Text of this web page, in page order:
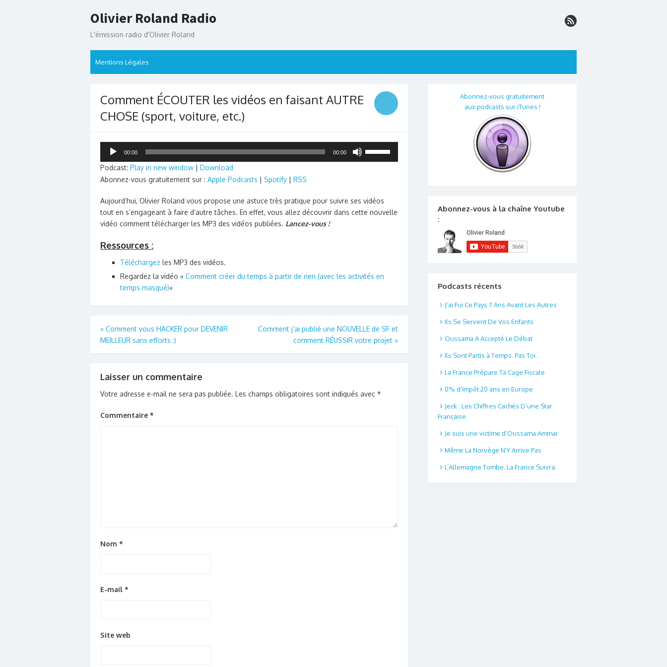
to
Olivier Roland Radio
L'émission radio d'Olivier Roland
Mentions Légales
Comment ÉCOUTER les vidéos en faisant AUTRE
CHOSE (sport, voiture, etc.)
Lecteur
00:00 00:00
augmenter
ou
Podcast: Play in new window | Download
Abonnez-vous gratuitement sur : Apple Podcasts | Spotify | RSS
Aujourd’hui, Olivier Roland vous propose une astuce très pratique pour suivre ses vidéos
tout en s’engageant à faire d’autre tâches. En effet, vous allez découvrir dans cette nouvelle
vidéo comment télécharger les MP3 des vidéos publiées. Lancez-vous !
Ressources :
Téléchargez les MP3 des vidéos.
Regardez la vidéo « Comment créer du temps à partir de rien (avec les activités en
temps masqué)«
Navigation
de
« Comment vous HACKER pour DEVENIR
MEILLEUR sans efforts :)
Comment j’ai publié une NOUVELLE de SF et
comment RÉUSSIR votre projet »
Laisser un commentaire
Votre adresse e-mail ne sera pas publiée. Les champs obligatoires sont indiqués avec *
Commentaire *
Nom *
E-mail *
Site web
Abonnez-vous gratuitement
aux podcasts sur iTunes !
Abonnez-vous à la chaîne Youtube
:
Podcasts récents
J’ai Fui Ce Pays 7 Ans Avant Les Autres
Ils Se Servent De Vos Enfants
Oussama A Accepté Le Débat
Ils Sont Partis à Temps. Pas Toi.
La France Prépare Ta Cage Fiscale
0% d’Impôt 20 ans en Europe
Jeck : Les Chiffres Cachés D’une Star
Française
Je suis une victime d’Oussama Ammar
Même La Norvège N’Y Arrive Pas
L’Allemagne Tombe. La France Suivra.